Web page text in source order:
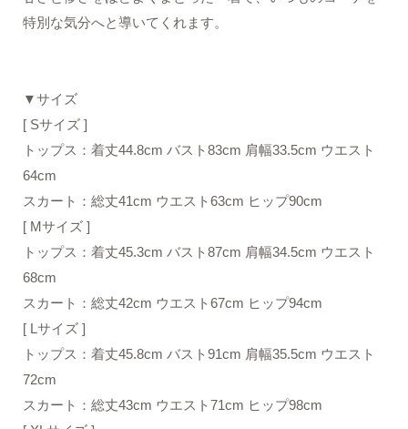
特別な気分へと導いてくれます。
▼サイズ
[ Sサイズ ]
トップス：着丈44.8cm バスト83cm 肩幅33.5cm ウエスト
64cm
スカート：総丈41cm ウエスト63cm ヒップ90cm
[ Mサイズ ]
トップス：着丈45.3cm バスト87cm 肩幅34.5cm ウエスト
68cm
スカート：総丈42cm ウエスト67cm ヒップ94cm
[ Lサイズ ]
トップス：着丈45.8cm バスト91cm 肩幅35.5cm ウエスト
72cm
スカート：総丈43cm ウエスト71cm ヒップ98cm